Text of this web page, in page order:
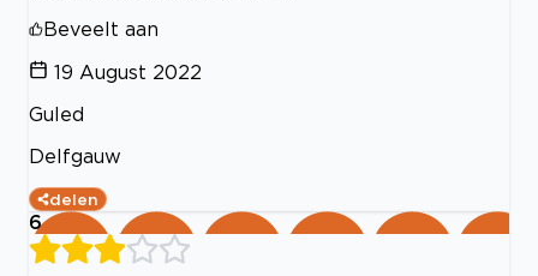
Beveelt aan
19 August 2022
Guled
Delfgauw
delen
6